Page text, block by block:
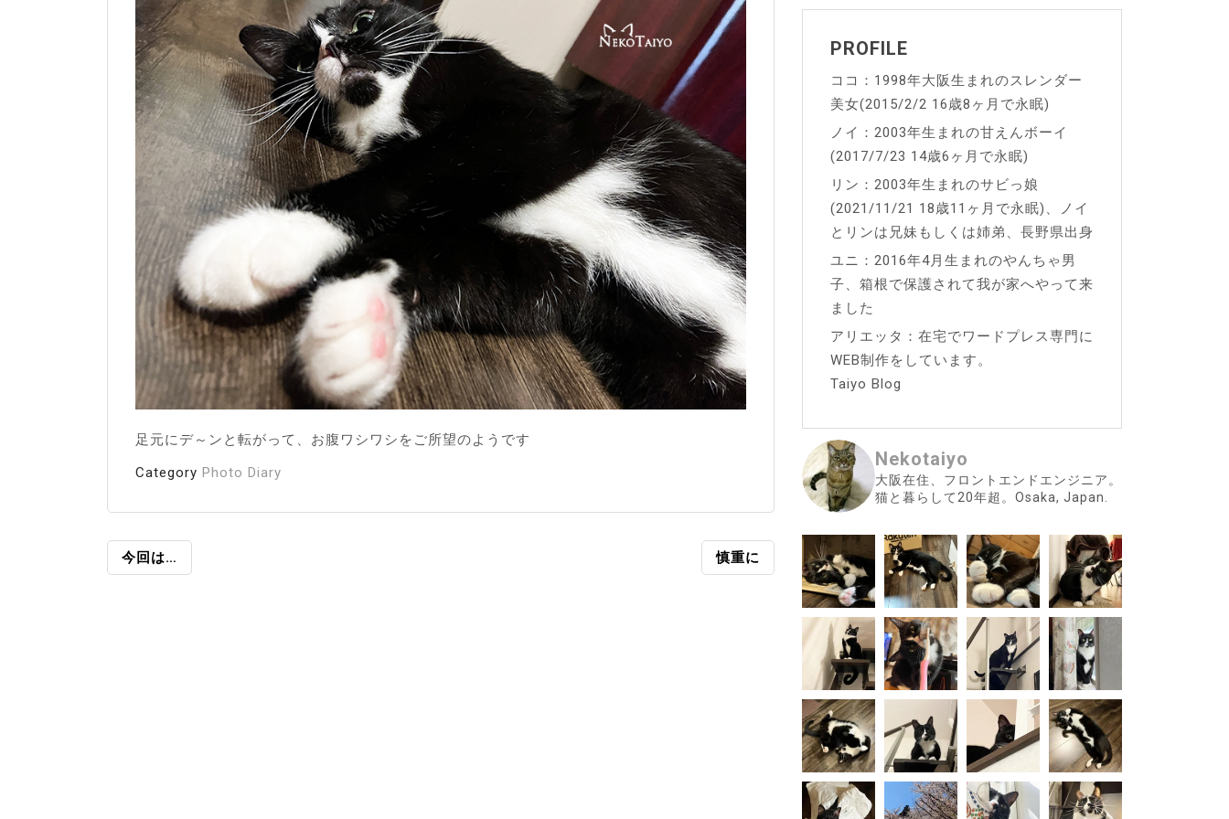
足元にデ～ンと転がって、お腹ワシワシをご所望のようです
Category Photo Diary
投
今回は… 慎重に
PROFILE
ココ：1998年大阪生まれのスレンダー
美女(2015/2/2 16歳8ヶ月で永眠)
ノイ：2003年生まれの甘えんボーイ
(2017/7/23 14歳6ヶ月で永眠)
リン：2003年生まれのサビっ娘
(2021/11/21 18歳11ヶ月で永眠)、ノイ
とリンは兄妹もしくは姉弟、長野県出身
ユニ：2016年4月生まれのやんちゃ男
子、箱根で保護されて我が家へやって来
ました
アリエッタ：在宅でワードプレス専門に
WEB制作をしています。
Taiyo Blog
Nekotaiyo
大阪在住、フロントエンドエンジニア。
猫と暮らして20年超。Osaka, Japan.